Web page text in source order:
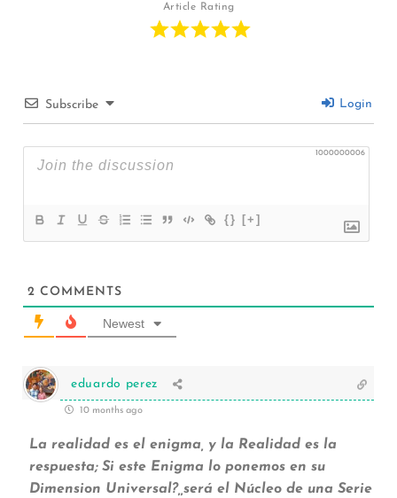
Article Rating
Subscribe Login
1000000006
{} [+]
2 COMMENTS
Newest
eduardo perez
10 months ago
La realidad es el enigma, y la Realidad es la
respuesta; Si este Enigma lo ponemos en su
Dimension Universal?,,será el Núcleo de una Serie